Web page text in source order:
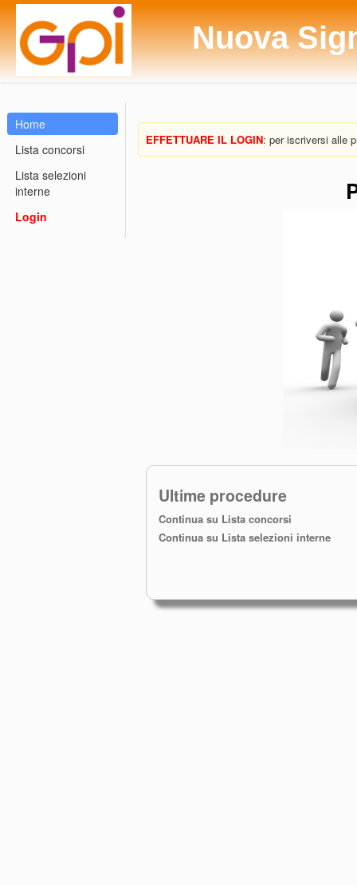
Nuova
Home
Lista concorsi
Lista selezioni
interne
Login
EFFETTUARE IL LOGIN: per iscriversi alle
Ultime procedure
Continua su Lista concorsi
Continua su Lista selezioni interne